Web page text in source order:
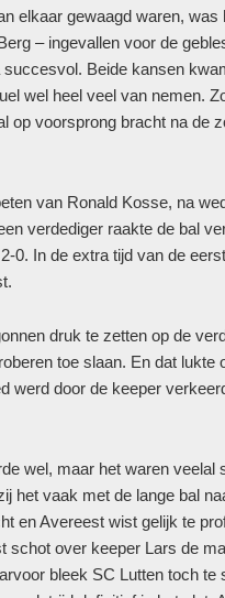
elkaar gewaagd waren, was
– ingevallen voor de
Beide kansen
wel heel veel van nemen.
op voorsprong bracht na de
van Ronald Kosse, na
verdediger raakte de bal
0. In de extra tijd van de
druk te zetten op de
toe slaan. En dat lukte
werd door de keeper
wel, maar het waren veelal
het vaak met de lange bal
en Avereest wist gelijk te
schot over keeper Lars de
bleek SC Lutten toch te